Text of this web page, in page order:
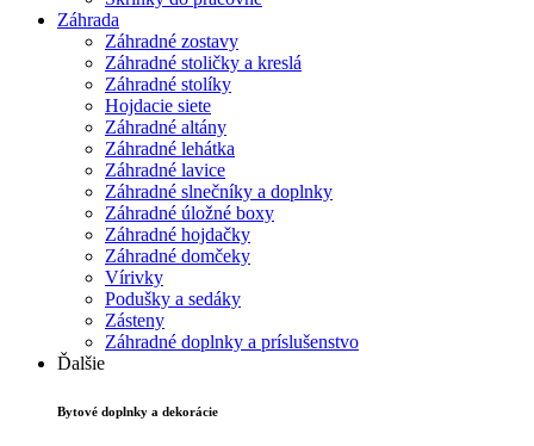
Záhrada
Záhradné zostavy
Záhradné stoličky a kreslá
Záhradné stolíky
Hojdacie siete
Záhradné altány
Záhradné lehátka
Záhradné lavice
Záhradné slnečníky a doplnky
Záhradné úložné boxy
Záhradné hojdačky
Záhradné domčeky
Vírivky
Podušky a sedáky
Zásteny
Záhradné doplnky a príslušenstvo
Ďalšie
Bytové doplnky a dekorácie